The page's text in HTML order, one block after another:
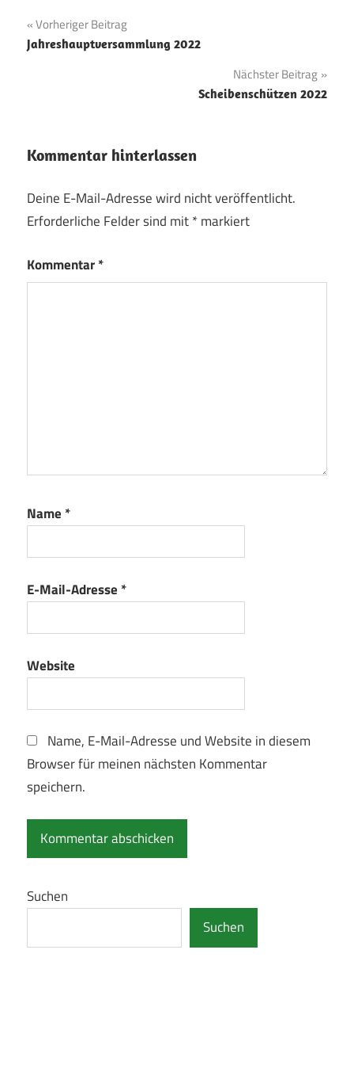
Beitragsnavigation
Vorheriger Beitrag
Jahreshauptversammlung 2022
Nächster Beitrag
Scheibenschützen 2022
Kommentar hinterlassen
Deine E-Mail-Adresse wird nicht veröffentlicht.
Erforderliche Felder sind mit*markiert
Kommentar*
Name *
E-Mail-Adresse *
Website
Name, E-Mail-Adresse und Website in diesem
Browser für meinen nächsten Kommentar
speichern.
Suchen
Suchen